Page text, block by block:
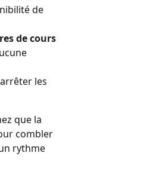
de
de cours
les
que la
combler
rythme